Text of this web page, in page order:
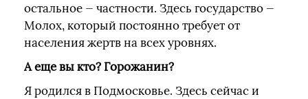
остальное — частности. Здесь государство —
Молох, который постоянно требует от
населения жертв на всех уровнях.
А еще вы кто? Горожанин?
Я родился в Подмосковье. Здесь сейчас и